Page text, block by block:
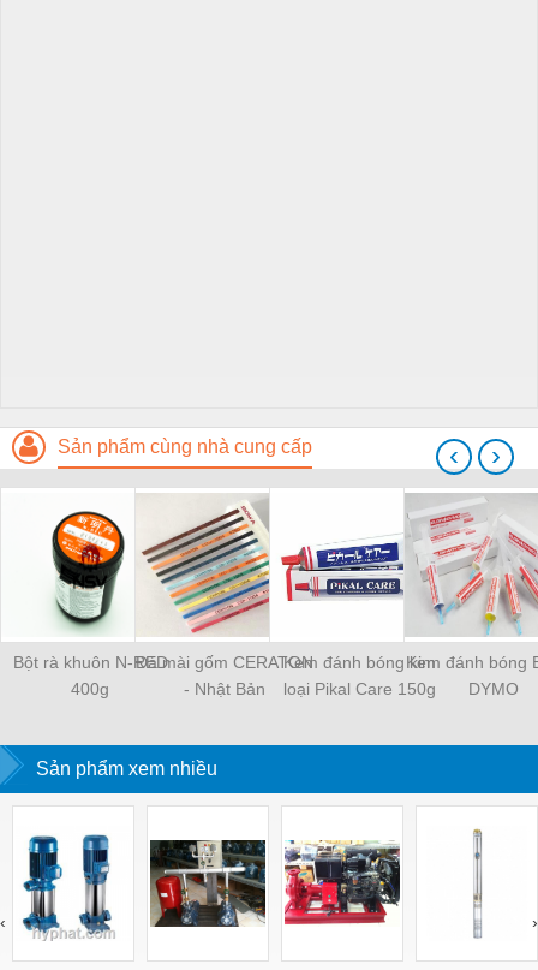
Sản phẩm cùng nhà cung cấp
Bột rà khuôn N-RED
400g
Đá mài gốm CERATON
- Nhật Bản
Kem đánh bóng kim
loại Pikal Care 150g
Kem đánh bóng
DYMO
‹ ›
Sản phẩm xem nhiều
‹ ›